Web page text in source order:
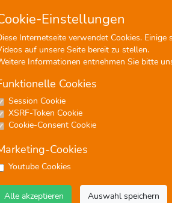
Einstellungen
Internetseite verwendet Cookies.
auf unsere Seite bereit zu stellen.
Informationen entnehmen Sie bitte
Cookies
Session Cookie
XSRF-Token Cookie
Cookie-Consent Cookie
Cookies
Youtube Cookies
Alle akzeptieren Auswahl speichern
+49 (0)7476-913330
Profisuche